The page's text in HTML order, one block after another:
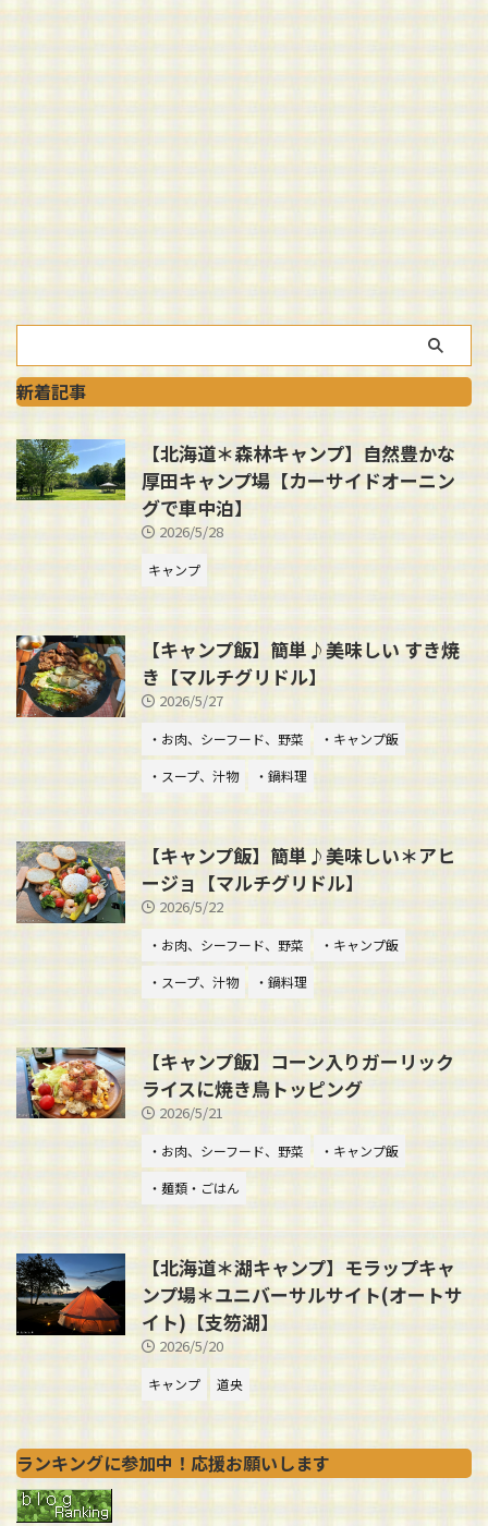
新着記事
【北海道＊森林キャンプ】自然豊かな
厚田キャンプ場【カーサイドオーニン
グで車中泊】
2026/5/28
キャンプ
【キャンプ飯】簡単♪美味しい すき焼
き【マルチグリドル】
2026/5/27
・お肉、シーフード、野菜
・キャンプ飯
・スープ、汁物
・鍋料理
【キャンプ飯】簡単♪美味しい＊アヒ
ージョ【マルチグリドル】
2026/5/22
・お肉、シーフード、野菜
・キャンプ飯
・スープ、汁物
・鍋料理
【キャンプ飯】コーン入りガーリック
ライスに焼き鳥トッピング
2026/5/21
・お肉、シーフード、野菜
・キャンプ飯
・麺類・ごはん
【北海道＊湖キャンプ】モラップキャ
ンプ場＊ユニバーサルサイト(オートサ
イト)【支笏湖】
2026/5/20
キャンプ 道央
ランキングに参加中！応援お願いします